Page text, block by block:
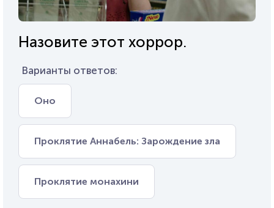
Назовите этот хоррор.
Варианты ответов:
Оно
Проклятие Аннабель: Зарождение зла
Проклятие монахини